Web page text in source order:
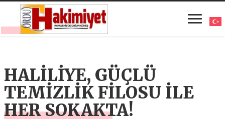
HALİLİYE, GÜÇLÜ
TEMİZLİK FİLOSU İLE
HER SOKAKTA!